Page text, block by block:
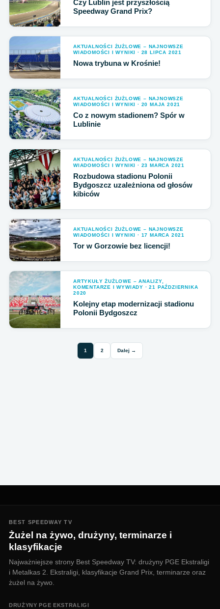
Czy Lublin jest przyszłością
Speedway Grand Prix?
AKTUALNOŚCI ŻUŻLOWE – NAJNOWSZE
WIADOMOŚCI I WYNIKI · 28 LIPCA 2021
Nowa trybuna w Krośnie!
AKTUALNOŚCI ŻUŻLOWE – NAJNOWSZE
WIADOMOŚCI I WYNIKI · 20 MAJA 2021
Co z nowym stadionem? Spór w
Lublinie
AKTUALNOŚCI ŻUŻLOWE – NAJNOWSZE
WIADOMOŚCI I WYNIKI · 23 MARCA 2021
Rozbudowa stadionu Polonii
Bydgoszcz uzależniona od głosów
kibiców
AKTUALNOŚCI ŻUŻLOWE – NAJNOWSZE
WIADOMOŚCI I WYNIKI · 17 MARCA 2021
Tor w Gorzowie bez licencji!
ARTYKUŁY ŻUŻLOWE – ANALIZY,
KOMENTARZE I WYWIADY · 21 PAŹDZIERNIKA
2020
Kolejny etap modernizacji stadionu
Polonii Bydgoszcz
1 2 Dalej →
BEST SPEEDWAY TV
Żużel na żywo, drużyny, terminarze i
klasyfikacje
Najważniejsze strony Best Speedway TV: drużyny PGE Ekstraligi
i Metalkas 2. Ekstraligi, klasyfikacje Grand Prix, terminarze oraz
żużel na żywo.
DRUŻYNY PGE EKSTRALIGI